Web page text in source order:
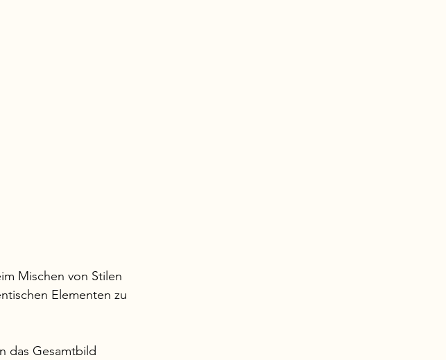
Mischen von Stilen
Elementen zu
das Gesamtbild